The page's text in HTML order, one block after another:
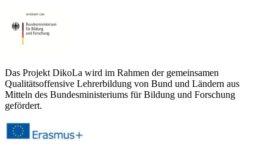
Das Projekt DikoLa wird im Rahmen der gemeinsamen
Qualitätsoffensive Lehrerbildung von Bund und Ländern aus
Mitteln des Bundesministeriums für Bildung und Forschung
gefördert.